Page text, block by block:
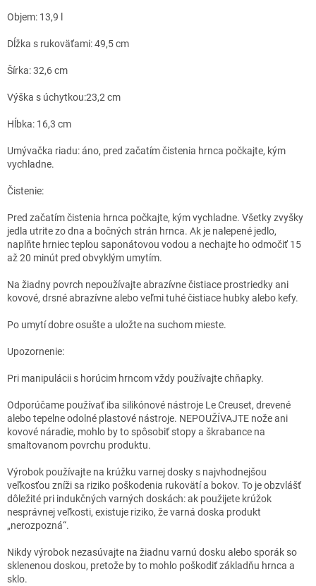
Objem: 13,9 l
Dĺžka s rukoväťami: 49,5 cm
Šírka: 32,6 cm
Výška s úchytkou:23,2 cm
Hĺbka: 16,3 cm
Umývačka riadu: áno, pred začatím čistenia hrnca počkajte, kým
vychladne.
Čistenie:
Pred začatím čistenia hrnca počkajte, kým vychladne. Všetky zvyšky
jedla utrite zo dna a bočných strán hrnca. Ak je nalepené jedlo,
naplňte hrniec teplou saponátovou vodou a nechajte ho odmočiť 15
až 20 minút pred obvyklým umytím.
Na žiadny povrch nepoužívajte abrazívne čistiace prostriedky ani
kovové, drsné abrazívne alebo veľmi tuhé čistiace hubky alebo kefy.
Po umytí dobre osušte a uložte na suchom mieste.
Upozornenie:
Pri manipulácii s horúcim hrncom vždy používajte chňapky.
Odporúčame používať iba silikónové nástroje Le Creuset, drevené
alebo tepelne odolné plastové nástroje. NEPOUŽÍVAJTE nože ani
kovové náradie, mohlo by to spôsobiť stopy a škrabance na
smaltovanom povrchu produktu.
Výrobok používajte na krúžku varnej dosky s najvhodnejšou
veľkosťou zníži sa riziko poškodenia rukovätí a bokov. To je obzvlášť
dôležité pri indukčných varných doskách: ak použijete krúžok
nesprávnej veľkosti, existuje riziko, že varná doska produkt
„nerozpozná“.
Nikdy výrobok nezasúvajte na žiadnu varnú dosku alebo sporák so
sklenenou doskou, pretože by to mohlo poškodiť základňu hrnca a
sklo.